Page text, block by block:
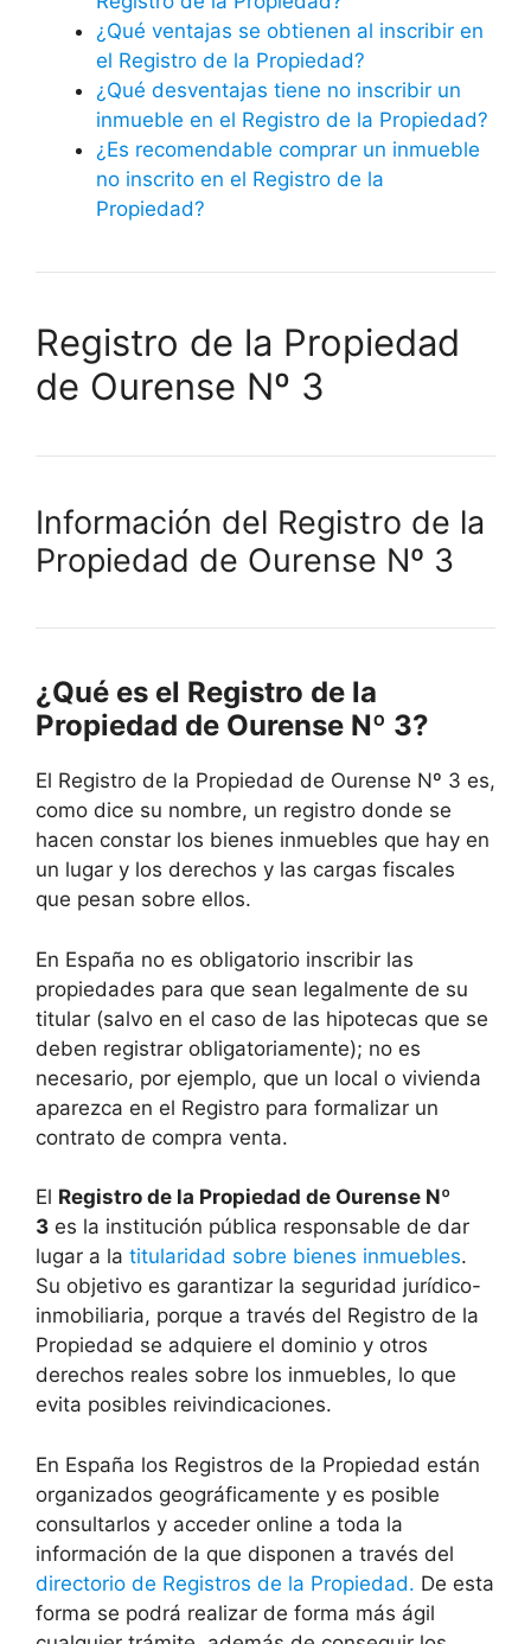
¿Qué ventajas se obtienen al inscribir en
el Registro de la Propiedad?
¿Qué desventajas tiene no inscribir un
inmueble en el Registro de la Propiedad?
¿Es recomendable comprar un inmueble
no inscrito en el Registro de la
Propiedad?
Registro de la Propiedad
de Ourense Nº 3
Información del Registro de la
Propiedad de Ourense Nº 3
¿Qué es el Registro de la
Propiedad de Ourense Nº 3?
El Registro de la Propiedad de Ourense Nº 3 es,
como dice su nombre, un registro donde se
hacen constar los bienes inmuebles que hay en
un lugar y los derechos y las cargas fiscales
que pesan sobre ellos.
En España no es obligatorio inscribir las
propiedades para que sean legalmente de su
titular (salvo en el caso de las hipotecas que se
deben registrar obligatoriamente); no es
necesario, por ejemplo, que un local o vivienda
aparezca en el Registro para formalizar un
contrato de compra venta.
El Registro de la Propiedad de Ourense Nº
3 es la institución pública responsable de dar
lugar a la titularidad sobre bienes inmuebles.
Su objetivo es garantizar la seguridad jurídico-
inmobiliaria, porque a través del Registro de la
Propiedad se adquiere el dominio y otros
derechos reales sobre los inmuebles, lo que
evita posibles reivindicaciones.
En España los Registros de la Propiedad están
organizados geográficamente y es posible
consultarlos y acceder online a toda la
información de la que disponen a través del
directorio de Registros de la Propiedad. De esta
forma se podrá realizar de forma más ágil